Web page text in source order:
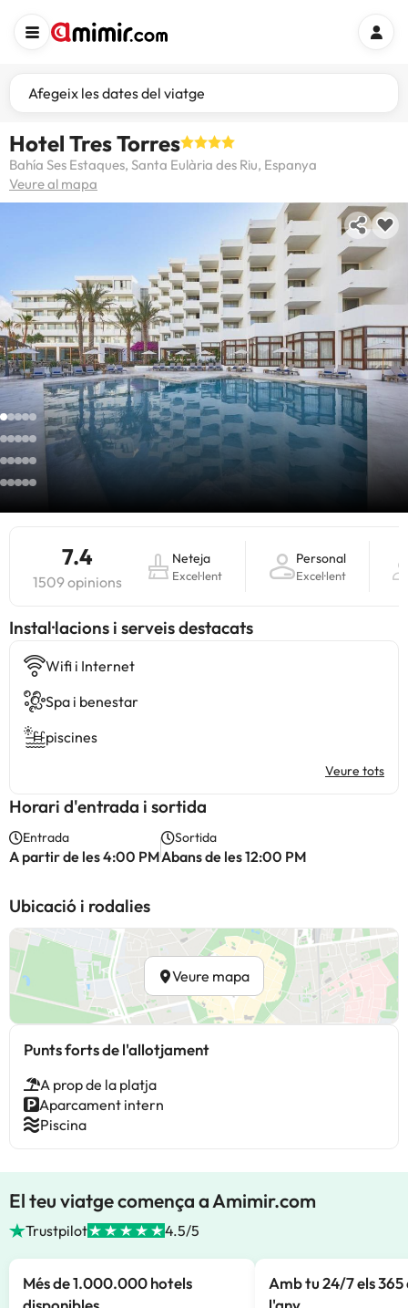
Afegeix les dates del viatge
Hotel Tres Torres
Bahía Ses Estaques, Santa Eulària des Riu, Espanya
Veure al mapa
7.4
1509 opinions
Neteja
Excel·lent
Personal
Excel·lent
Instal·lacions i serveis destacats
Wifi i Internet
Spa i benestar
piscines
Veure tots
Horari d'entrada i sortida
Entrada
A partir de les 4:00 PM
Sortida
Abans de les 12:00 PM
Ubicació i rodalies
Veure mapa
Punts forts de l'allotjament
A prop de la platja
Aparcament intern
Piscina
El teu viatge comença a Amimir.com
Trustpilot 4.5/5
Més de 1.000.000 hotels
Amb tu 24/7 els 365